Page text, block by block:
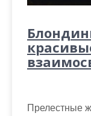
Прелестные